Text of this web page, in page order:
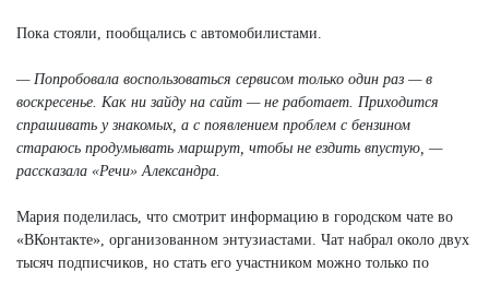
Пока стояли, пообщались с автомобилистами.
— Попробовала воспользоваться сервисом только один раз — в
воскресенье. Как ни зайду на сайт — не работает. Приходится
спрашивать у знакомых, а с появлением проблем с бензином
стараюсь продумывать маршрут, чтобы не ездить впустую, —
рассказала «Речи» Александра.
Мария поделилась, что смотрит информацию в городском чате во
«ВКонтакте», организованном энтузиастами. Чат набрал около двух
тысяч подписчиков, но стать его участником можно только по